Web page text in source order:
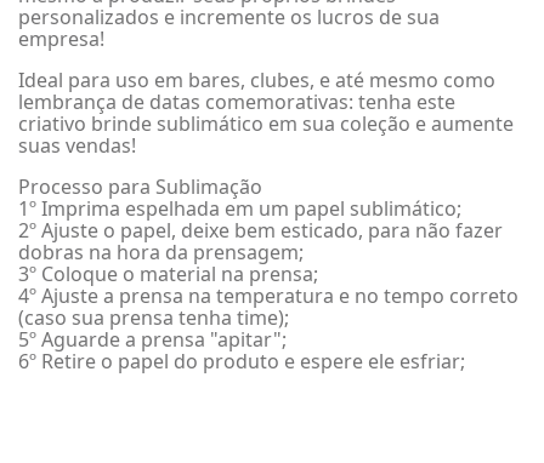
personalizados e incremente os lucros de sua
empresa!
Ideal para uso em bares, clubes, e até mesmo como
lembrança de datas comemorativas: tenha este
criativo brinde sublimático em sua coleção e aumente
suas vendas!
Processo para Sublimação
1º Imprima espelhada em um papel sublimático;
2º Ajuste o papel, deixe bem esticado, para não fazer
dobras na hora da prensagem;
3º Coloque o material na prensa;
4º Ajuste a prensa na temperatura e no tempo correto
(caso sua prensa tenha time);
5º Aguarde a prensa "apitar";
6º Retire o papel do produto e espere ele esfriar;